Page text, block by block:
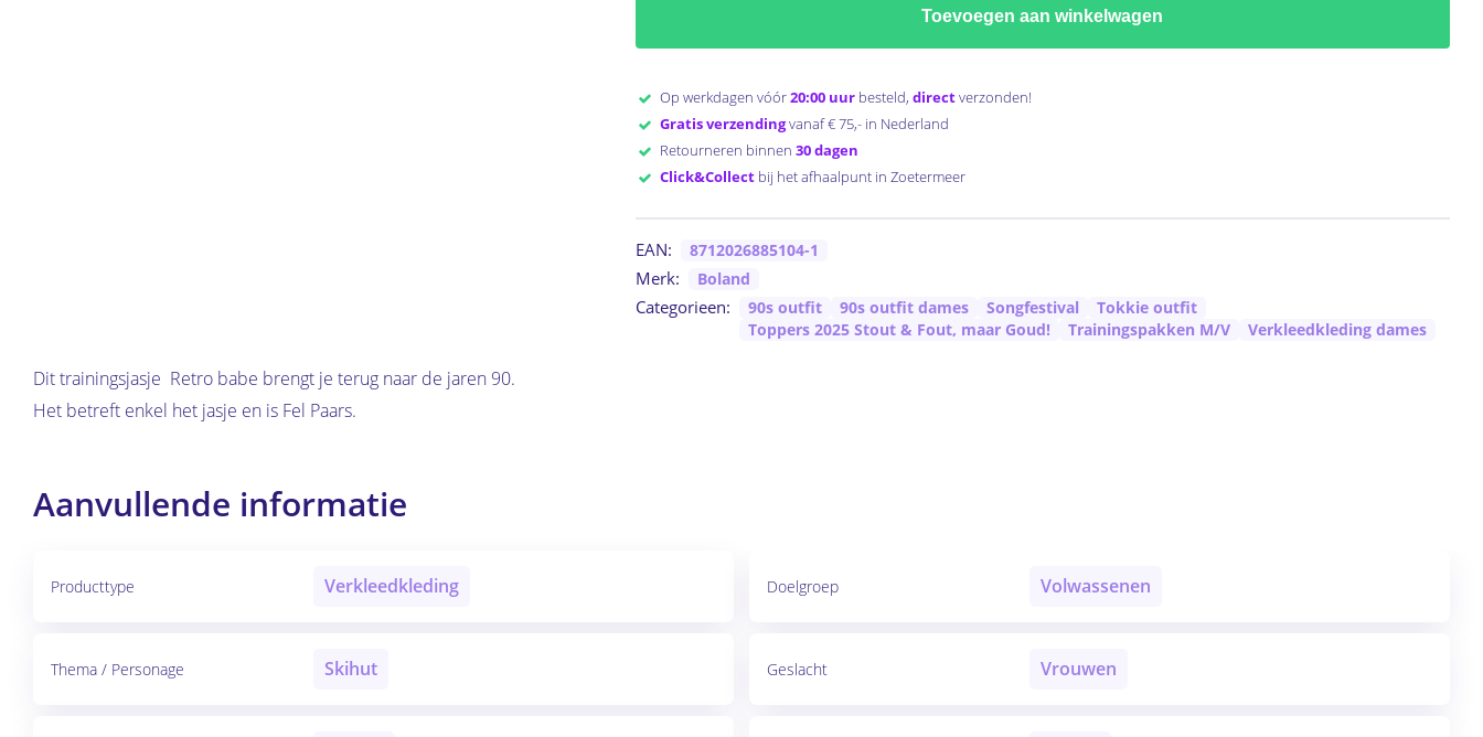
Toevoegen aan winkelwagen
Op werkdagen vóór20:00 uur besteld,directverzonden!
Gratis verzendingvanaf € 75,- in Nederland
Retourneren binnen30 dagen
Click&Collect bij het afhaalpunt in Zoetermeer
EAN: 8712026885104-1
Merk: Boland
Categorieen: 90s outfit 90s outfit dames Songfestival
Tokkie outfit
Toppers 2025 Stout & Fout, maar Goud!
Trainingspakken M/V Verkleedkleding dames
Dit trainingsjasje Retro babe brengt je terug naar de jaren 90.
Het betreft enkel het jasje en is Fel Paars.
Aanvullende informatie
Producttype Verkleedkleding
Thema / Personage Skihut
Doelgroep Volwassenen
Geslacht Vrouwen